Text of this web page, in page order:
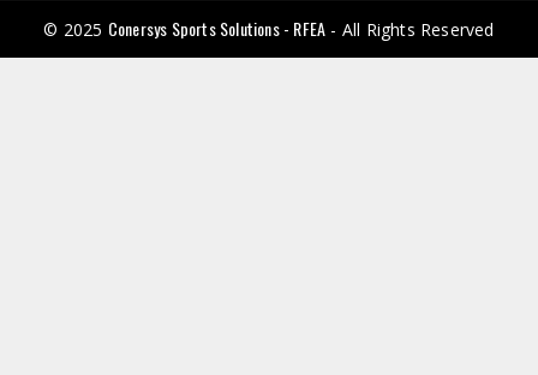
© 2025 Conersys Sports Solutions - RFEA - All Rights Reserved